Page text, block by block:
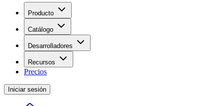
Producto
Catálogo
Desarrolladores
Recursos
Precios
Iniciar sesión